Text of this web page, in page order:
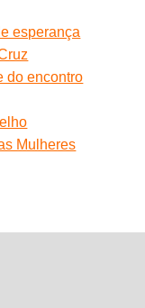
esperança
do encontro
Mulheres